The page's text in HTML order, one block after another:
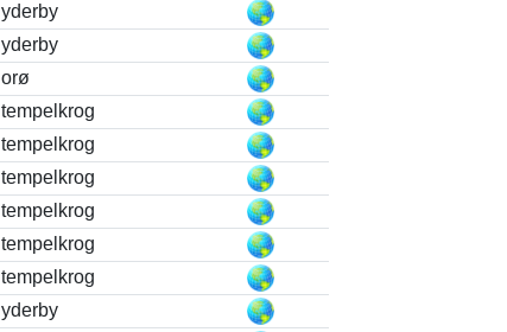
yderby
yderby
orø
tempelkrog
tempelkrog
tempelkrog
tempelkrog
tempelkrog
tempelkrog
yderby